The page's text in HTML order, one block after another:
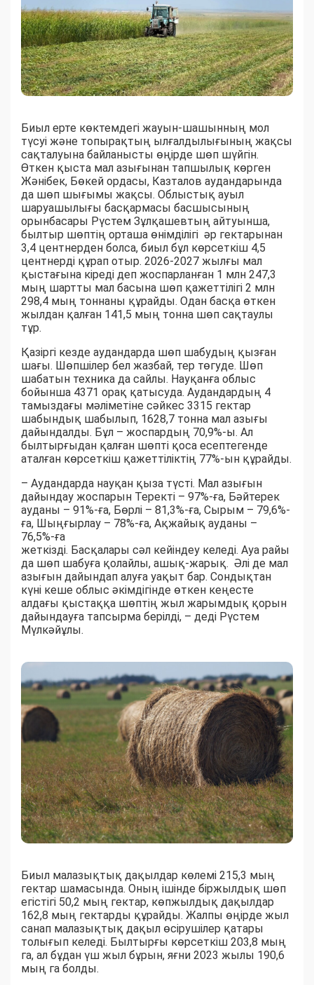
Биыл ерте көктемдегі жауын-шашынның мол
түсуі және топырақтың ылғалдылығының жақсы
сақталуына байланысты өңірде шөп шүйгін.
Өткен қыста мал азығынан тапшылық көрген
Жәнібек, Бөкей ордасы, Казталов аудандарында
да шөп шығымы жақсы. Облыстық ауыл
шаруашылығы басқармасы басшысының
орынбасары Рүстем Зұлқашевтың айтуынша,
былтыр шөптің орташа өнімділігі әр гектарынан
3,4 центнерден болса, биыл бұл көрсеткіш 4,5
центнерді құрап отыр. 2026-2027 жылғы мал
қыстағына кіреді деп жоспарланған 1 млн 247,3
мың шартты мал басына шөп қажеттілігі 2 млн
298,4 мың тоннаны құрайды. Одан басқа өткен
жылдан қалған 141,5 мың тонна шөп сақтаулы
тұр.
Қазіргі кезде аудандарда шөп шабудың қызған
шағы. Шөпшілер бел жазбай, тер төгуде. Шөп
шабатын техника да сайлы. Науқанға облыс
бойынша 4371 орақ қатысуда. Аудандардың 4
тамыздағы мәліметіне сәйкес 3315 гектар
шабындық шабылып, 1628,7 тонна мал азығы
дайындалды. Бұл – жоспардың 70,9%-ы. Ал
былтырғыдан қалған шөпті қоса есептегенде
аталған көрсеткіш қажеттіліктің 77%-ын құрайды.
– Аудандарда науқан қыза түсті. Мал азығын
дайындау жоспарын Теректі – 97%-ға, Бәйтерек
ауданы – 91%-ға, Бөрлі – 81,3%-ға, Сырым – 79,6%-
ға, Шыңғырлау – 78%-ға, Ақжайық ауданы –
76,5%-ға
жеткізді. Басқалары сәл кейіндеу келеді. Ауа райы
да шөп шабуға қолайлы, ашық-жарық. Әлі де мал
азығын дайындап алуға уақыт бар. Сондықтан
күні кеше облыс әкімдігінде өткен кеңесте
алдағы қыстаққа шөптің жыл жарымдық қорын
дайындауға тапсырма берілді, – деді Рүстем
Мүлкәйұлы.
Биыл малазықтық дақылдар көлемі 215,3 мың
гектар шамасында. Оның ішінде біржылдық шөп
егістігі 50,2 мың гектар, көпжылдық дақылдар
162,8 мың гектарды құрайды. Жалпы өңірде жыл
санап малазықтық дақыл өсірушілер қатары
толығып келеді. Былтырғы көрсеткіш 203,8 мың
га, ал бұдан үш жыл бұрын, яғни 2023 жылы 190,6
мың га болды.